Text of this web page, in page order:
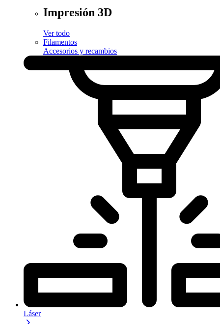
Impresión 3D
Ver todo
Filamentos
Accesorios y recambios
Láser